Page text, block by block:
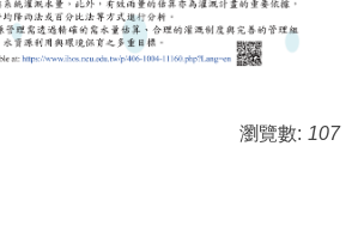
瀏覽數: 107